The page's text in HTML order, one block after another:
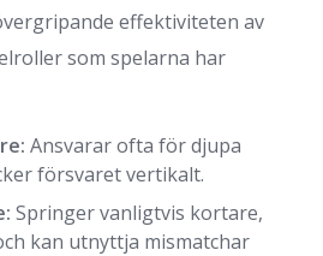
effektiviteten av
som spelarna har
Ansvarar ofta för djupa
försvaret vertikalt.
Springer vanligtvis kortare,
kan utnyttja mismatchar